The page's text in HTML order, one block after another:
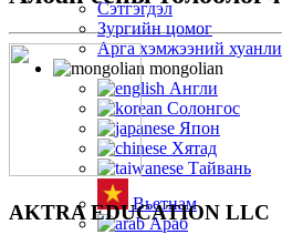
Сэтгэгдэл
Зургийн цомог
Арга хэмжээний хуанли
mongolian
Англи
Солонгос
Япон
Хятад
Тайвань
Вьетнам
Араб
AKTRA EDUCATION LLC